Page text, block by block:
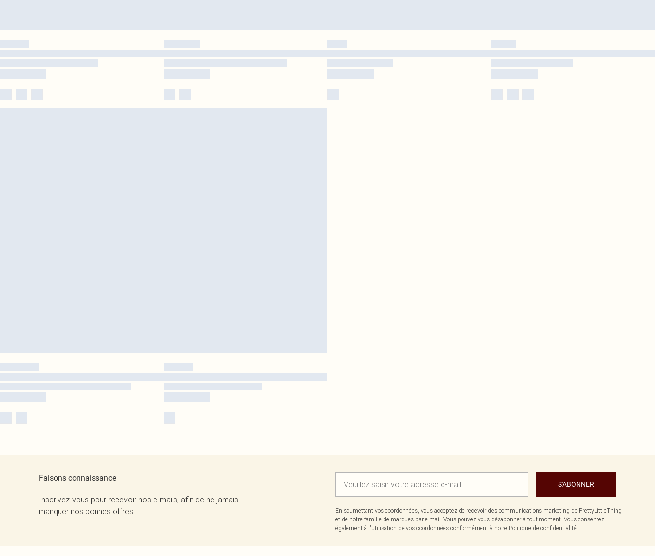
Faisons connaissance
Inscrivez-vous pour recevoir nos e-mails, afin de ne jamais
manquer nos bonnes offres.
S'ABONNER
En soumettant vos coordonnées, vous acceptez de recevoir des communications marketing de PrettyLittleThing
et de notre famille de marques par e-mail. Vous pouvez vous désabonner à tout moment. Vous consentez
également à l'utilisation de vos coordonnées conformément à notre Politique de confidentialité.